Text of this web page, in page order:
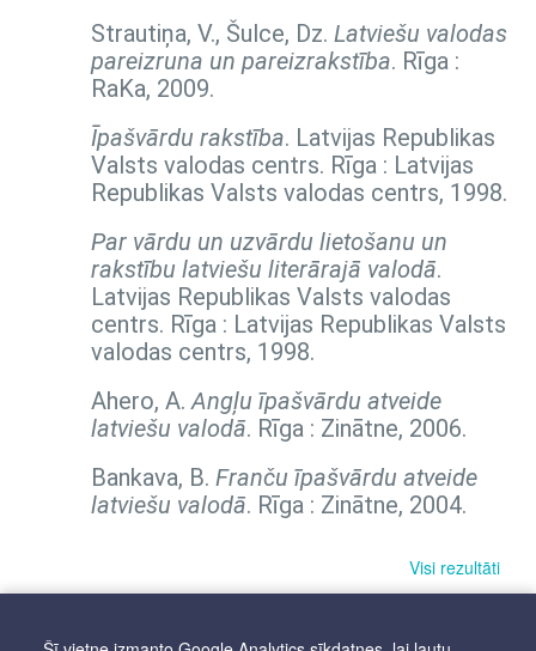
Strautiņa, V., Šulce, Dz. Latviešu valodas
pareizruna un pareizrakstība. Rīga :
RaKa, 2009.
Īpašvārdu rakstība. Latvijas Republikas
Valsts valodas centrs. Rīga : Latvijas
Republikas Valsts valodas centrs, 1998.
Par vārdu un uzvārdu lietošanu un
rakstību latviešu literārajā valodā.
Latvijas Republikas Valsts valodas
centrs. Rīga : Latvijas Republikas Valsts
valodas centrs, 1998.
Ahero, A.Angļu īpašvārdu atveide
latviešu valodā. Rīga : Zinātne, 2006.
Bankava, B. Franču īpašvārdu atveide
latviešu valodā. Rīga : Zinātne, 2004.
Visi rezultāti